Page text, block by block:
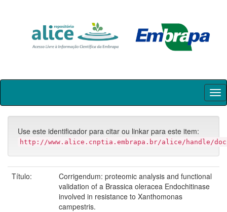
Skip
Use este identificador para citar ou linkar para este item:
http://www.alice.cnptia.embrapa.br/alice/handle/doc/
Título:
Corrigendum: proteomic analysis and functional
validation of a Brassica oleracea Endochitinase
involved in resistance to Xanthomonas
campestris.